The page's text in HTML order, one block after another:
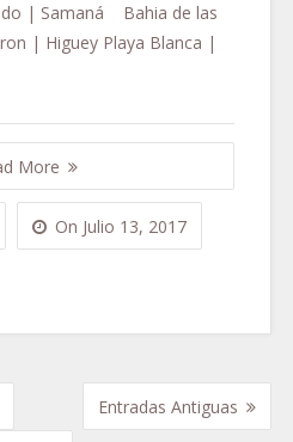
| Samaná Bahia de las
| Higuey Playa Blanca |
More
On Julio 13, 2017
Entradas Antiguas